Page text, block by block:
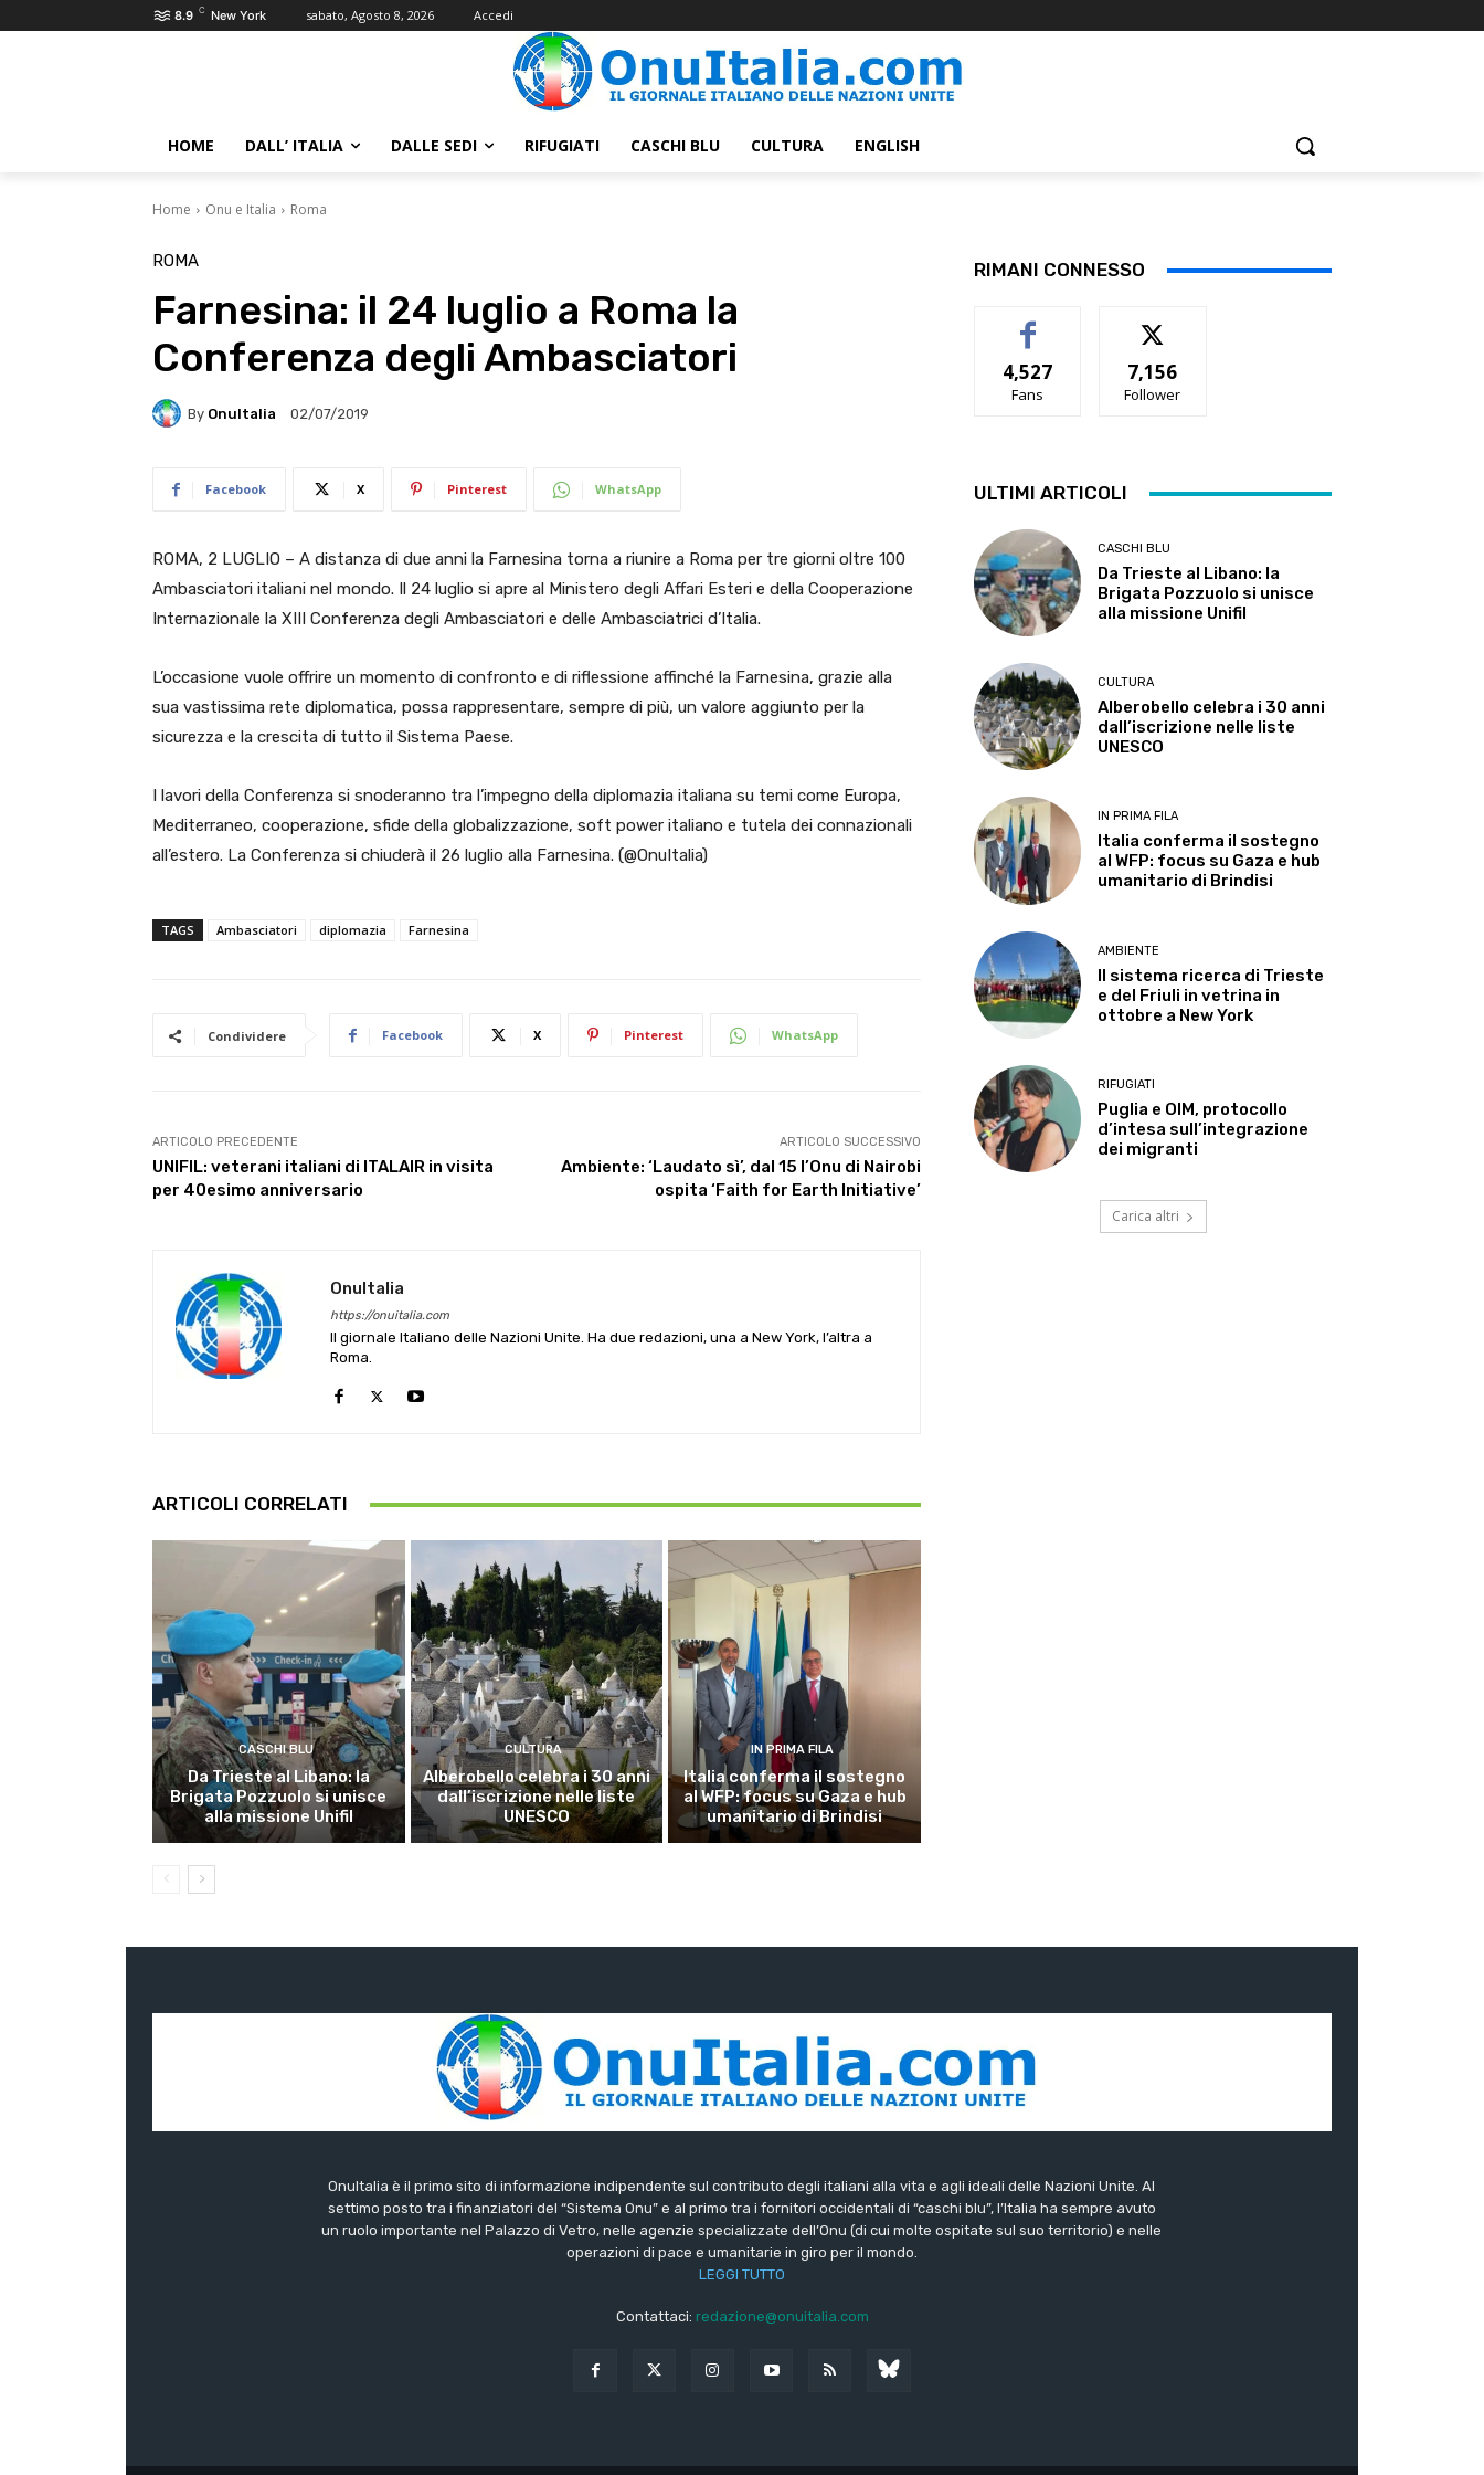
8.9 C New York sabato, Agosto 8, 2026 Accedi
HOME DALL’ ITALIA DALLE SEDI RIFUGIATI CASCHI BLU CULTURA ENGLISH
Home Onu e Italia Roma
ROMA
Farnesina: il 24 luglio a Roma la
Conferenza degli Ambasciatori
By OnuItalia 02/07/2019
Facebook X Pinterest WhatsApp
ROMA, 2 LUGLIO – A distanza di due anni la Farnesina torna a riunire a Roma per tre giorni oltre 100
Ambasciatori italiani nel mondo. Il 24 luglio si apre al Ministero degli Affari Esteri e della Cooperazione
Internazionale la XIII Conferenza degli Ambasciatori e delle Ambasciatrici d’Italia.
L’occasione vuole offrire un momento di confronto e di riflessione affinché la Farnesina, grazie alla
sua vastissima rete diplomatica, possa rappresentare, sempre di più, un valore aggiunto per la
sicurezza e la crescita di tutto il Sistema Paese.
I lavori della Conferenza si snoderanno tra l’impegno della diplomazia italiana su temi come Europa,
Mediterraneo, cooperazione, sfide della globalizzazione, soft power italiano e tutela dei connazionali
all’estero. La Conferenza si chiuderà il 26 luglio alla Farnesina. (@OnuItalia)
TAGS Ambasciatori diplomazia Farnesina
Condividere Facebook X Pinterest WhatsApp
ARTICOLO PRECEDENTE
UNIFIL: veterani italiani di ITALAIR in visita
per 40esimo anniversario
ARTICOLO SUCCESSIVO
Ambiente: ‘Laudato sì’, dal 15 l’Onu di Nairobi
ospita ‘Faith for Earth Initiative’
OnuItalia
https://onuitalia.com
Il giornale Italiano delle Nazioni Unite. Ha due redazioni, una a New York, l’altra a
Roma.
ARTICOLI CORRELATI
CASCHI BLU
Da Trieste al Libano: la
Brigata Pozzuolo si unisce
alla missione Unifil
CULTURA
Alberobello celebra i 30 anni
dall’iscrizione nelle liste
UNESCO
IN PRIMA FILA
Italia conferma il sostegno
al WFP: focus su Gaza e hub
umanitario di Brindisi
RIMANI CONNESSO
4,527
Fans
7,156
Follower
ULTIMI ARTICOLI
CASCHI BLU
Da Trieste al Libano: la
Brigata Pozzuolo si unisce
alla missione Unifil
CULTURA
Alberobello celebra i 30 anni
dall’iscrizione nelle liste
UNESCO
IN PRIMA FILA
Italia conferma il sostegno
al WFP: focus su Gaza e hub
umanitario di Brindisi
AMBIENTE
Il sistema ricerca di Trieste
e del Friuli in vetrina in
ottobre a New York
RIFUGIATI
Puglia e OIM, protocollo
d’intesa sull’integrazione
dei migranti
Carica altri
OnuItalia è il primo sito di informazione indipendente sul contributo degli italiani alla vita e agli ideali delle Nazioni Unite. Al
settimo posto tra i finanziatori del “Sistema Onu” e al primo tra i fornitori occidentali di “caschi blu”, l’Italia ha sempre avuto
un ruolo importante nel Palazzo di Vetro, nelle agenzie specializzate dell’Onu (di cui molte ospitate sul suo territorio) e nelle
operazioni di pace e umanitarie in giro per il mondo.
LEGGI TUTTO
Contattaci: redazione@onuitalia.com